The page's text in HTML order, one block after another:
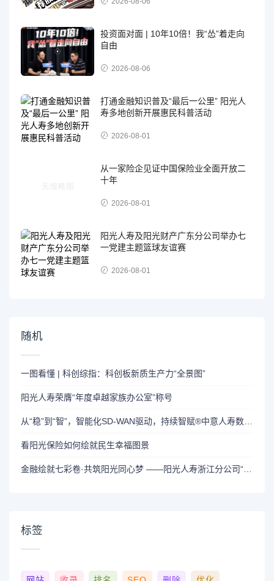
投资面对面 | 10年10倍！我“怂”着走向
自由
2026-08-06
打通金融知识普及“最后一公里” 阳光人
寿多地创新开展惠民科普活动
2026-08-01
从一家险企见证中国保险业全面开放二
十年
2026-08-01
阳光人寿及阳光财产广东分公司举办七
一党建主题篮球友谊赛
2026-08-01
随机
一图看懂 | 科创综指：科创板新质生产力“全景图”
阳光人寿荣膺“年度卓越家族办公室”称号
从“稳”到“智”，智能化SD-WAN驱动，持续智赋®中意人寿数智化
看阳光保险如何绘就民生幸福图景
金融绘就七彩卷·共筑阳光同心梦 ——阳光人寿浙江分公司“一起捐”助力西部学子追梦
标签